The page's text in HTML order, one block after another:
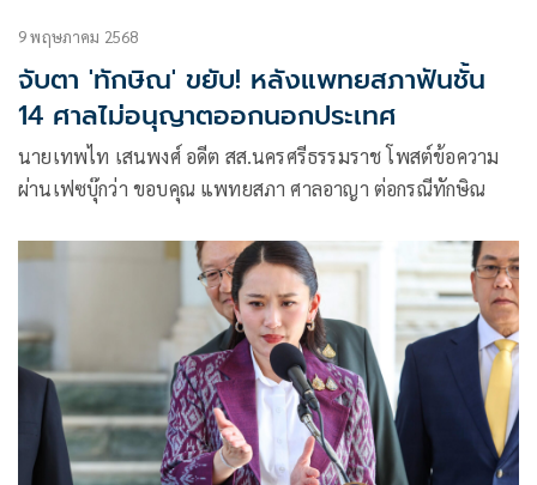
9 พฤษภาคม 2568
จับตา 'ทักษิณ' ขยับ! หลังแพทยสภาฟันชั้น
14 ศาลไม่อนุญาตออกนอกประเทศ
นายเทพไท เสนพงศ์ อดีต สส.นครศรีธรรมราช โพสต์ข้อความ
ผ่านเฟซบุ๊กว่า ขอบคุณ แพทยสภา ศาลอาญา ต่อกรณีทักษิณ